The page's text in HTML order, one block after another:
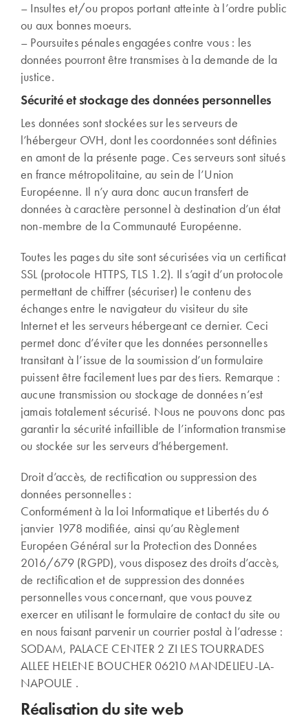
– Insultes et/ou propos portant atteinte à l’ordre public
ou aux bonnes moeurs.
– Poursuites pénales engagées contre vous : les
données pourront être transmises à la demande de la
justice.
Sécurité et stockage des données personnelles
Les données sont stockées sur les serveurs de
l’hébergeur OVH, dont les coordonnées sont définies
en amont de la présente page. Ces serveurs sont situés
en france métropolitaine, au sein de l’Union
Européenne. Il n’y aura donc aucun transfert de
données à caractère personnel à destination d’un état
non-membre de la Communauté Européenne.
Toutes les pages du site sont sécurisées via un certificat
SSL (protocole HTTPS, TLS 1.2). Il s’agit d’un protocole
permettant de chiffrer (sécuriser) le contenu des
échanges entre le navigateur du visiteur du site
Internet et les serveurs hébergeant ce dernier. Ceci
permet donc d’éviter que les données personnelles
transitant à l’issue de la soumission d’un formulaire
puissent être facilement lues par des tiers. Remarque :
aucune transmission ou stockage de données n’est
jamais totalement sécurisé. Nous ne pouvons donc pas
garantir la sécurité infaillible de l’information transmise
ou stockée sur les serveurs d’hébergement.
Droit d’accès, de rectification ou suppression des
données personnelles :
Conformément à la loi Informatique et Libertés du 6
janvier 1978 modifiée, ainsi qu’au Règlement
Européen Général sur la Protection des Données
2016/679 (RGPD), vous disposez des droits d’accès,
de rectification et de suppression des données
personnelles vous concernant, que vous pouvez
exercer en utilisant le formulaire de contact du site ou
en nous faisant parvenir un courrier postal à l’adresse :
SODAM, PALACE CENTER 2 ZI LES TOURRADES
ALLEE HELENE BOUCHER 06210 MANDELIEU-LA-
NAPOULE .
Réalisation du site web